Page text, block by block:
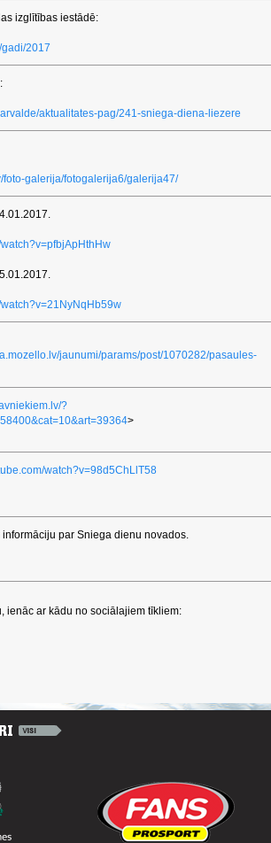
izglītības iestādē:
gadi/2017
aktualitates-pag/241-sniega-diena-liezere
foto-galerija/fotogalerija6/galerija47/
jaunumi/params/post/1070282/pasaules-
?
>
watch?v=98d5ChLlT58
par Sniega dienu novados.
ienāc ar kādu no sociālajiem tīkliem: